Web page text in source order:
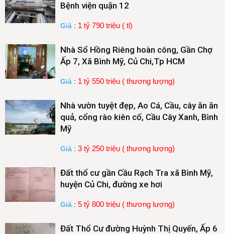
Bệnh viện quận 12
Giá : 1 tỷ 790 triệu ( tl)
Nhà Sổ Hồng Riêng hoàn công, Gần Chợ
Ấp 7, Xã Bình Mỹ, Củ Chi,Tp HCM
Giá : 1 tỷ 550 triệu ( thương lượng)
Nhà vườn tuyệt đẹp, Ao Cá, Cầu, cây ăn ăn
quả, cổng rào kiên cố, Cầu Cây Xanh, Bình
Mỹ
Giá : 3 tỷ 250 triệu ( thương lượng)
Đất thổ cư gần Cầu Rạch Tra xã Bình Mỹ,
huyện Củ Chi, đường xe hơi
Giá : 5 tỷ 800 triệu ( thương lượng)
Đất Thổ Cư đường Huỳnh Thị Quyến, Ấp 6